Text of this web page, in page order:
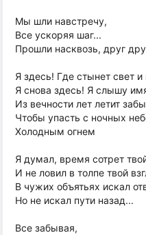
Мы шли навстречу,
Все ускоряя шаг...
Прошли насквозь, друг
Я здесь! Где стынет свет и
Я снова здесь! Я слышу
Из вечности лет летит
Чтобы упасть с ночных
Холодным огнем
Я думал, время сотрет
И не ловил в толпе твой
В чужих объятьях искал
Но не искал пути назад...
Все забывая,